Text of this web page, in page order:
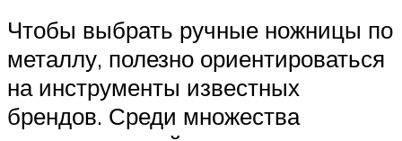
Чтобы выбрать ручные ножницы по
металлу, полезно ориентироваться
на инструменты известных
брендов. Среди множества